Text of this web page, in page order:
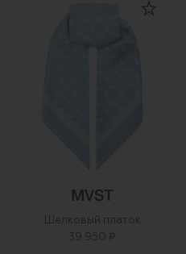
Шелковый платок
39 950 ₽